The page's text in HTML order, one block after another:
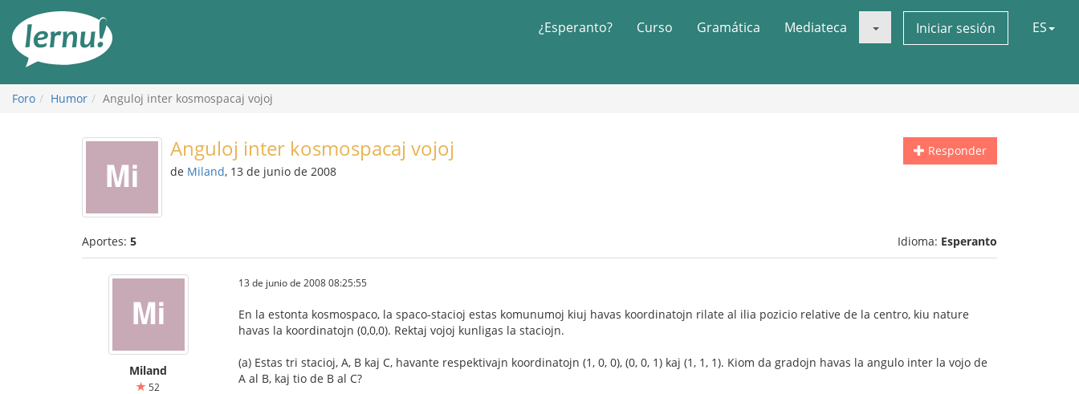
¿Esperanto? Curso Gramática Mediateca Iniciar sesión ES
Foro Humor Anguloj inter kosmospacaj vojoj
Responder
Anguloj inter kosmospacaj vojoj
de Miland, 13 de junio de 2008
Aportes: 5 Idioma: Esperanto
Miland
52
13 de junio de 2008 08:25:55
En la estonta kosmospaco, la spaco-stacioj estas komunumoj kiuj havas koordinatojn rilate al ilia pozicio relative de la centro, kiu nature
havas la koordinatojn (0,0,0). Rektaj vojoj kunligas la staciojn.
(a) Estas tri stacioj, A, B kaj C, havante respektivajn koordinatojn (1, 0, 0), (0, 0, 1) kaj (1, 1, 1). Kiom da gradojn havas la angulo inter la vojo de
A al B, kaj tio de B al C?